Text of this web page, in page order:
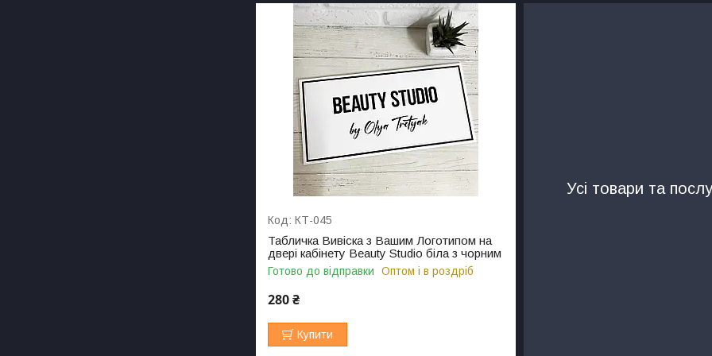
КТ-045
Табличка Вивіска з Вашим Логотипом на
двері кабінету Beauty Studio біла з чорним
Готово до відправки Оптом і в роздріб
280 ₴
Купити
Усі товари та